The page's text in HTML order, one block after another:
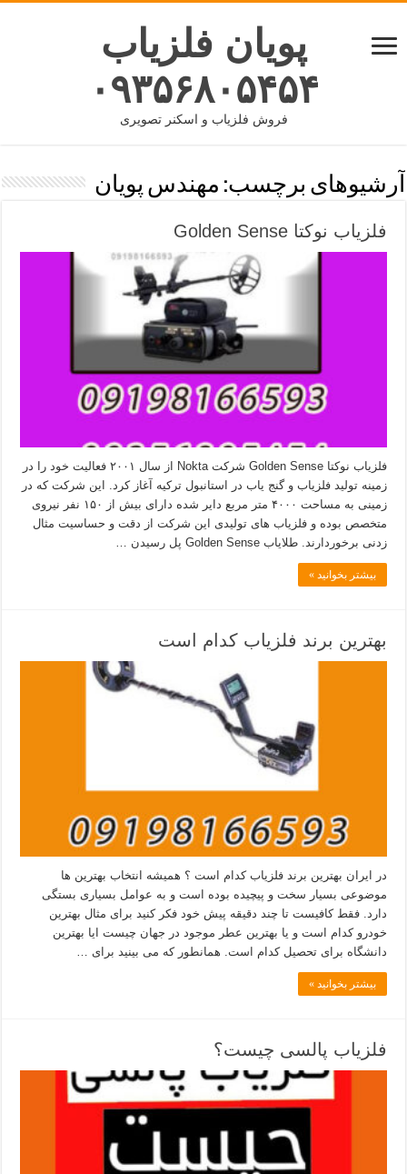
پویان فلزیاب
۰۹۳۵۶۸۰۵۴۵۴
فروش فلزیاب و اسکنر تصویری
آرشیوهای برچسب: مهندس پویان
فلزیاب نوکتا Golden Sense
فلزیاب نوکتا Golden Sense شرکت Nokta از سال ۲۰۰۱ فعالیت خود را در
زمینه تولید فلزیاب و گنج یاب در استانبول ترکیه آغاز کرد. این شرکت که در
زمینی به مساحت ۴۰۰۰ متر مربع دایر شده دارای بیش از ۱۵۰ نفر نیروی
متخصص بوده و فلزیاب های تولیدی این شرکت از دقت و حساسیت مثال
زدنی برخوردارند. طلایاب Golden Sense پل رسیدن …
بیشتر بخوانید »
بهترین برند فلزیاب کدام است
در ایران بهترین برند فلزیاب کدام است ؟ همیشه انتخاب بهترین ها
موضوعی بسیار سخت و پیچیده بوده است و به عوامل بسیاری بستگی
دارد. فقط کافیست تا چند دقیقه پیش خود فکر کنید برای مثال بهترین
خودرو کدام است و یا بهترین عطر موجود در جهان چیست ایا بهترین
دانشگاه برای تحصیل کدام است. همانطور که می بینید برای …
بیشتر بخوانید »
فلزیاب پالسی چیست؟